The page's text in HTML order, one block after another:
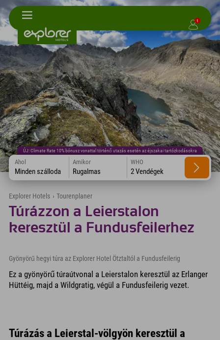
1
ÚJ: Climate Rate 10% bónusz vonattal történő utazás esetén az éjszakai tartózkodásokra
Ahol
Minden szálloda
Amikor
Rugalmas
WHO
2 Vendégek
Explorer Hotels › Tourenplaner
Túrázzon a Leierstalon
keresztül a Fundusfeilerhez
Gyönyörű hegyi túra az Explorer Hotel Ötztaltól a Fundusfeilerig
Ez a gyönyörű túraútvonal a Leierstalon keresztül az Erlanger
Hüttéig, majd a Wildgratig, végül a Fundusfeilerig vezet.
Túrázás a Leierstal-völgyön keresztül a